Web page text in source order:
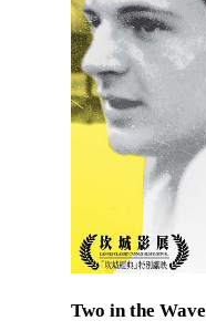
Two in the Wave